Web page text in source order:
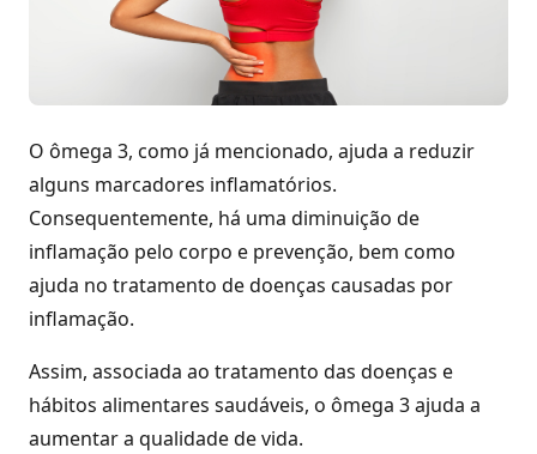
O ômega 3, como já mencionado, ajuda a reduzir
alguns marcadores inflamatórios.
Consequentemente, há uma diminuição de
inflamação pelo corpo e prevenção, bem como
ajuda no tratamento de doenças causadas por
inflamação.
Assim, associada ao tratamento das doenças e
hábitos alimentares saudáveis, o ômega 3 ajuda a
aumentar a qualidade de vida.